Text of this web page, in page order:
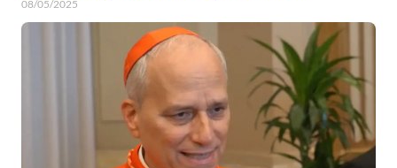
08/05/2025